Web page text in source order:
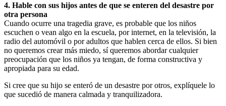
4. Hable con sus hijos antes de que se enteren del desastre por
otra persona
Cuando ocurre una tragedia grave, es probable que los niños
escuchen o vean algo en la escuela, por internet, en la televisión, la
radio del automóvil o por adultos que hablen cerca de ellos. Si bien
no queremos crear más miedo, sí queremos abordar cualquier
preocupación que los niños ya tengan, de forma constructiva y
apropiada para su edad.
Si cree que su hijo se enteró de un desastre por otros, explíquele lo
que sucedió de manera calmada y tranquilizadora.